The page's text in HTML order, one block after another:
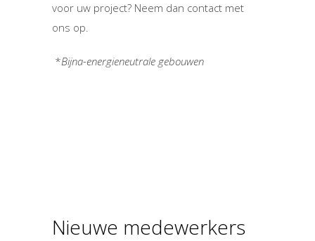
voor uw project? Neem dan contact met
ons op.
*Bijna-energieneutrale gebouwen
Nieuwe medewerkers